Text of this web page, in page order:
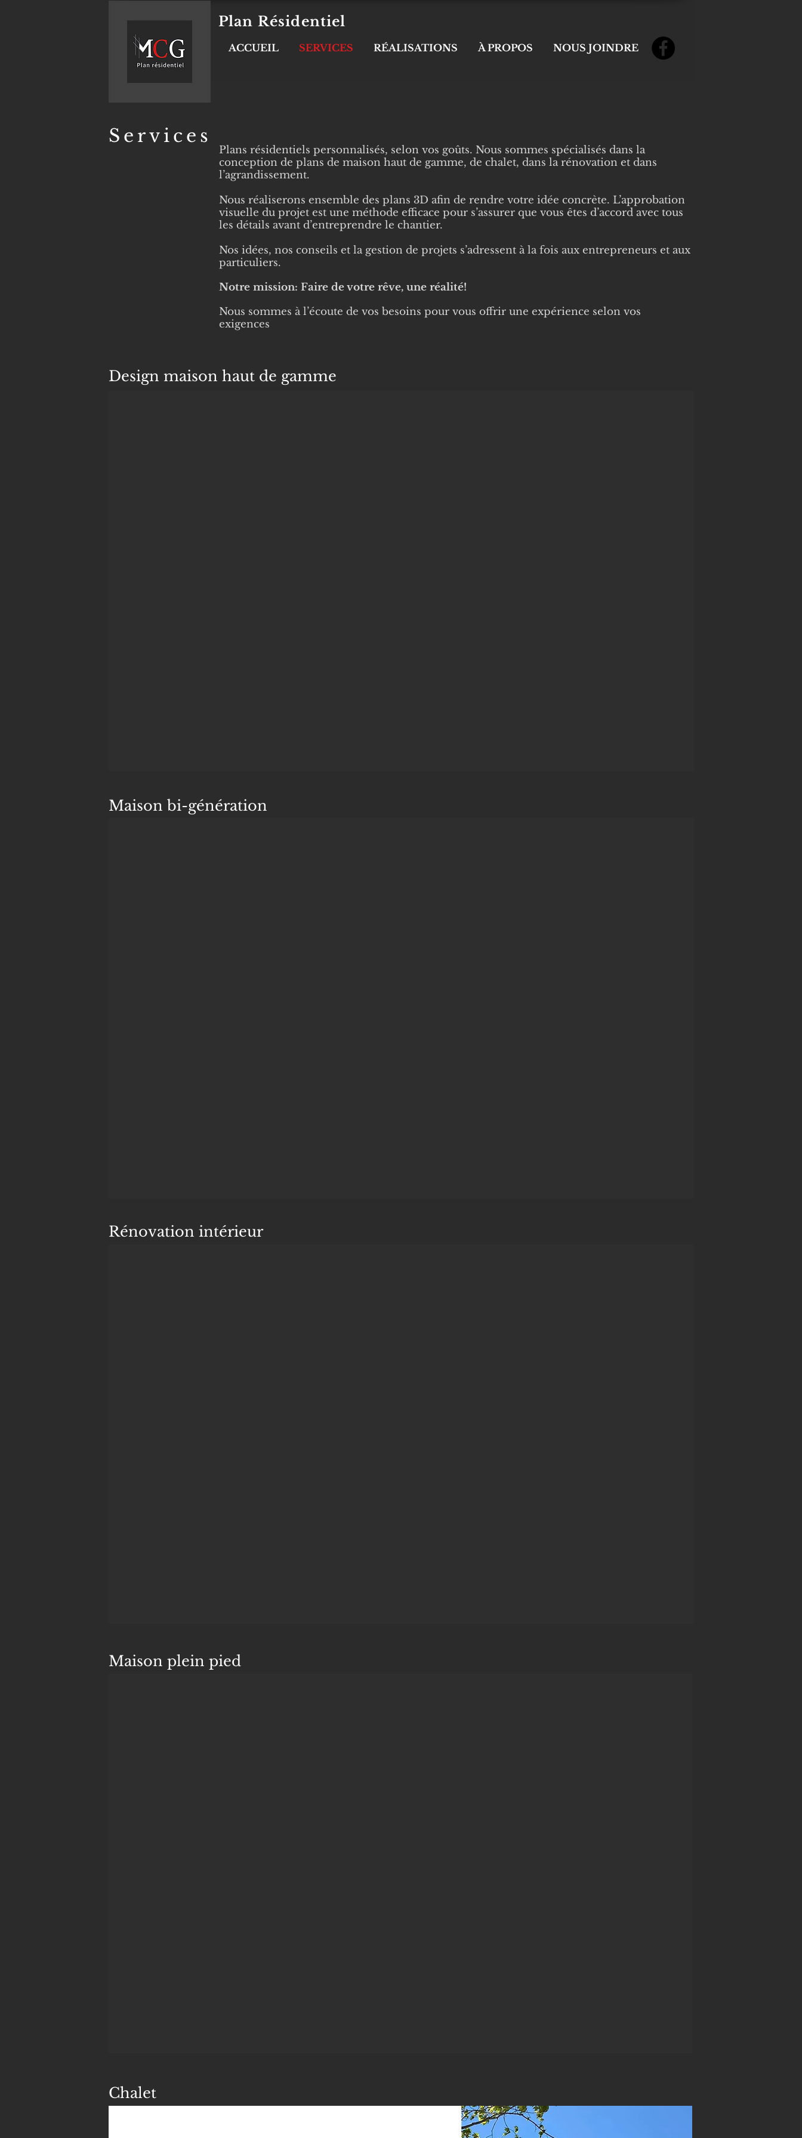
Plan Résidentiel
ACCUEIL SERVICES RÉALISATIONS À PROPOS NOUS JOINDRE
Services
Plans résidentiels personnalisés, selon vos goûts. Nous sommes spécialisés dans la
conception de plans de maison haut de gamme, de chalet, dans la rénovation et dans
l’agrandissement.
Nous réaliserons ensemble des plans 3D afin de rendre votre idée concrète. L’approbation
visuelle du projet est une méthode efficace pour s’assurer que vous êtes d’accord avec tous
les détails avant d’entreprendre le chantier.
Nos idées, nos conseils et la gestion de projets s’adressent à la fois aux entrepreneurs et aux
particuliers.
Notre mission: Faire de votre rêve, une réalité!
Nous sommes à l’écoute de vos besoins pour vous offrir une expérience selon vos
exigences
Design maison haut de gamme
Maison bi-génération
Rénovation intérieur
Maison plein pied
Chalet